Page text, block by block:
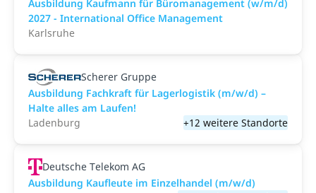
Ausbildung Kaufmann für Büromanagement (w/m/d)
2027 - International Office Management
Karlsruhe
Scherer Gruppe
Ausbildung Fachkraft für Lagerlogistik (m/w/d) –
Halte alles am Laufen!
Ladenburg
+12 weitere Standorte
Deutsche Telekom AG
Ausbildung Kaufleute im Einzelhandel (m/w/d)